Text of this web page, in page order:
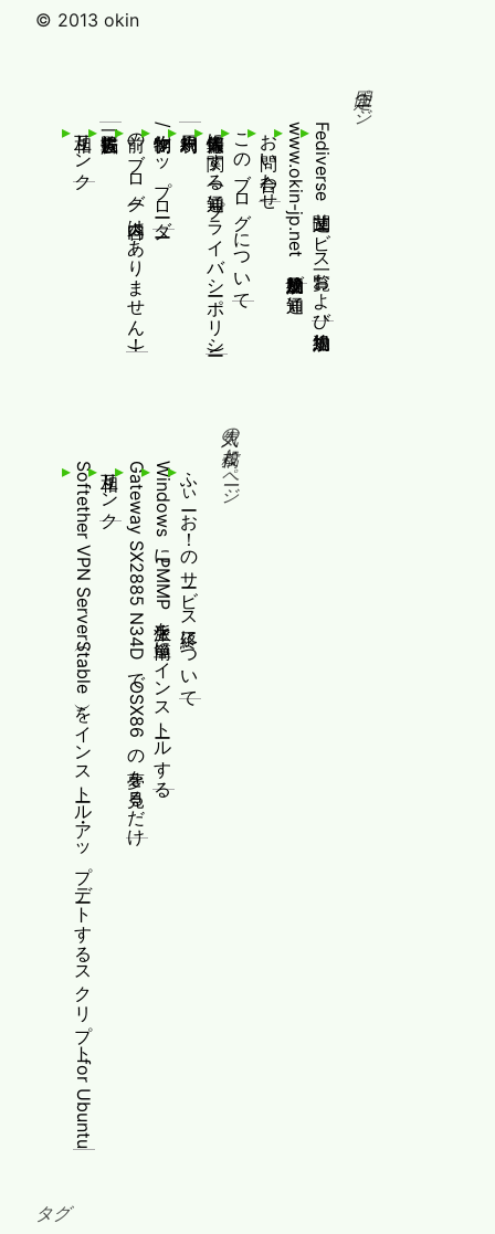
© 2013 okin
固定ページ
Fediverse関連サービス一覧および追加規約
www.okin-jp.net 追加規約及び通知
お問い合わせ
このブログについて
個人情報等に関する通知(プライバシーポリシー)
制作物/アップローダー
前のブログ(内容はありません！)
相互リンク
人気の投稿とページ
ふぃーお！のサービス終了について
WindowsにPMMP派生を簡単にインストールする
Gateway SX2885 N34DでOSX86の夢を見るだけ
相互リンク
Softether VPN Server（Stable）をインストール・アップデートするスクリプト for Ubuntu
タグ